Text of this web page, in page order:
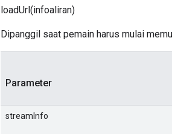
loadUrl(infoaliran)
Dipanggil saat pemain harus mulai
Parameter
streamInfo